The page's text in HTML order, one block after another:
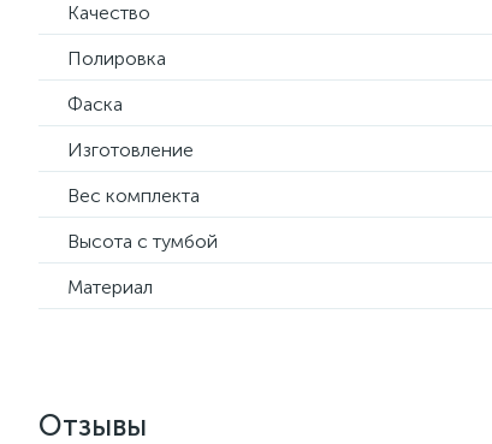
Качество
Полировка
Фаска
Изготовление
Вес комплекта
Высота с тумбой
Материал
Отзывы